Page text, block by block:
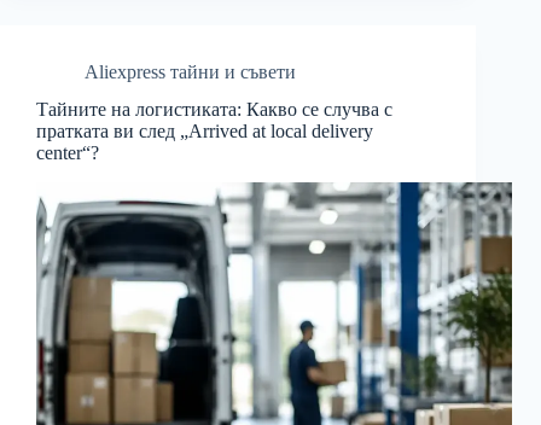
Aliexpress тайни и съвети
Тайните на логистиката: Какво се случва с
пратката ви след „Arrived at local delivery
center“?